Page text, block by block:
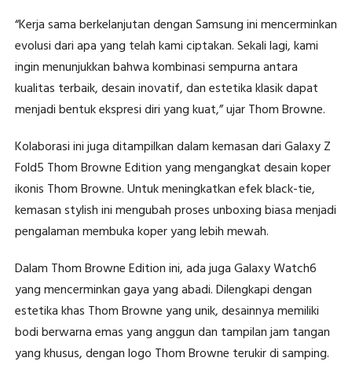
“Kerja sama berkelanjutan dengan Samsung ini mencerminkan
evolusi dari apa yang telah kami ciptakan. Sekali lagi, kami
ingin menunjukkan bahwa kombinasi sempurna antara
kualitas terbaik, desain inovatif, dan estetika klasik dapat
menjadi bentuk ekspresi diri yang kuat,” ujar Thom Browne.
Kolaborasi ini juga ditampilkan dalam kemasan dari Galaxy Z
Fold5 Thom Browne Edition yang mengangkat desain koper
ikonis Thom Browne. Untuk meningkatkan efek black-tie,
kemasan stylish ini mengubah proses unboxing biasa menjadi
pengalaman membuka koper yang lebih mewah.
Dalam Thom Browne Edition ini, ada juga Galaxy Watch6
yang mencerminkan gaya yang abadi. Dilengkapi dengan
estetika khas Thom Browne yang unik, desainnya memiliki
bodi berwarna emas yang anggun dan tampilan jam tangan
yang khusus, dengan logo Thom Browne terukir di samping.